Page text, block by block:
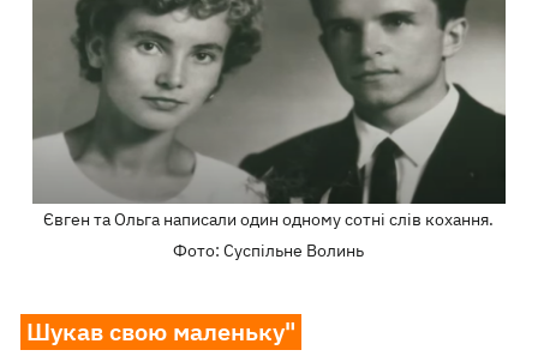
Євген та Ольга написали один одному сотні слів кохання.
Фото: Суспільне Волинь
Шукав свою маленьку"